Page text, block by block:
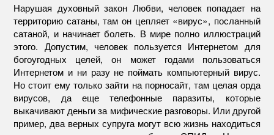
Нарушая духовный закон Любви, человек попадает на
территорию сатаны, там он цепляет «вирус», посланный
сатаной, и начинает болеть. В мире полно иллюстраций
этого. Допустим, человек пользуется Интернетом для
богоугодных целей, он может годами пользоваться
Интернетом и ни разу не поймать компьютерный вирус.
Но стоит ему только зайти на порносайт, там целая орда
вирусов, да еще телефонные паразиты, которые
выкачивают деньги за мифические разговоры. Или другой
пример, два верных супруга могут всю жизнь находиться